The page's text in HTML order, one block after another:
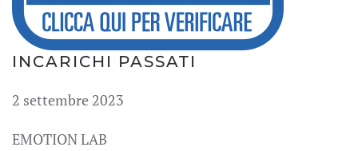
INCARICHI PASSATI
2 settembre 2023
EMOTION LAB